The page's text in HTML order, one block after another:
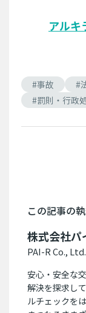
アルキ
#事故
#
#罰則・行政
この記事の
株式会社パ
PAI-R Co., Ltd.
安心・安全な
解決を探求し
ルチェックを